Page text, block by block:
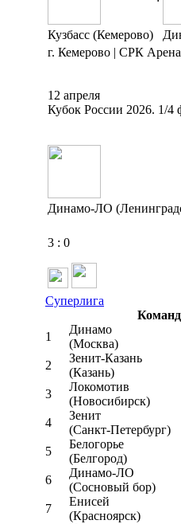
Кузбасс (Кемерово)
г. Кемерово | СРК Арена
12 апреля
Кубок России 2026. 1/4
Динамо-ЛО
3 : 0
Суперлига
1
Динамо
(Москва)
2
Зенит-Казань
(Казань)
3
Локомотив
(Новосибирск)
4
Зенит
(Санкт-Петербург)
5
Белогорье
(Белгород)
6
Динамо-ЛО
(Сосновый бор)
7
Енисей
(Красноярск)